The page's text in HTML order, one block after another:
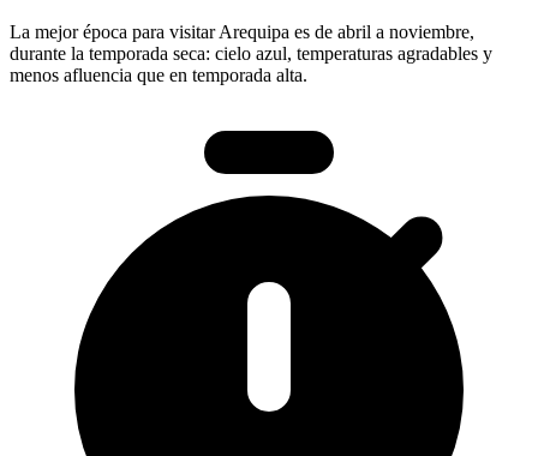
La mejor época para visitar Arequipa es de abril a noviembre,
durante la temporada seca: cielo azul, temperaturas agradables y
menos afluencia que en temporada alta.